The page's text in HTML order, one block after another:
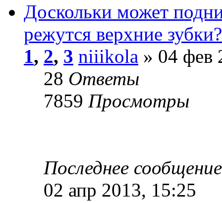
Доскольки может
режутся верхние
1, 2, 3 niiikola » 04 фев
28 Ответы
7859 Просмотры
Последнее
02 апр 2013, 15:25